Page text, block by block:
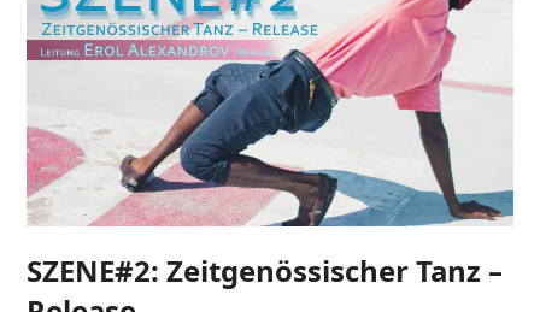
SZENE#2: Zeitgenössischer Tanz –